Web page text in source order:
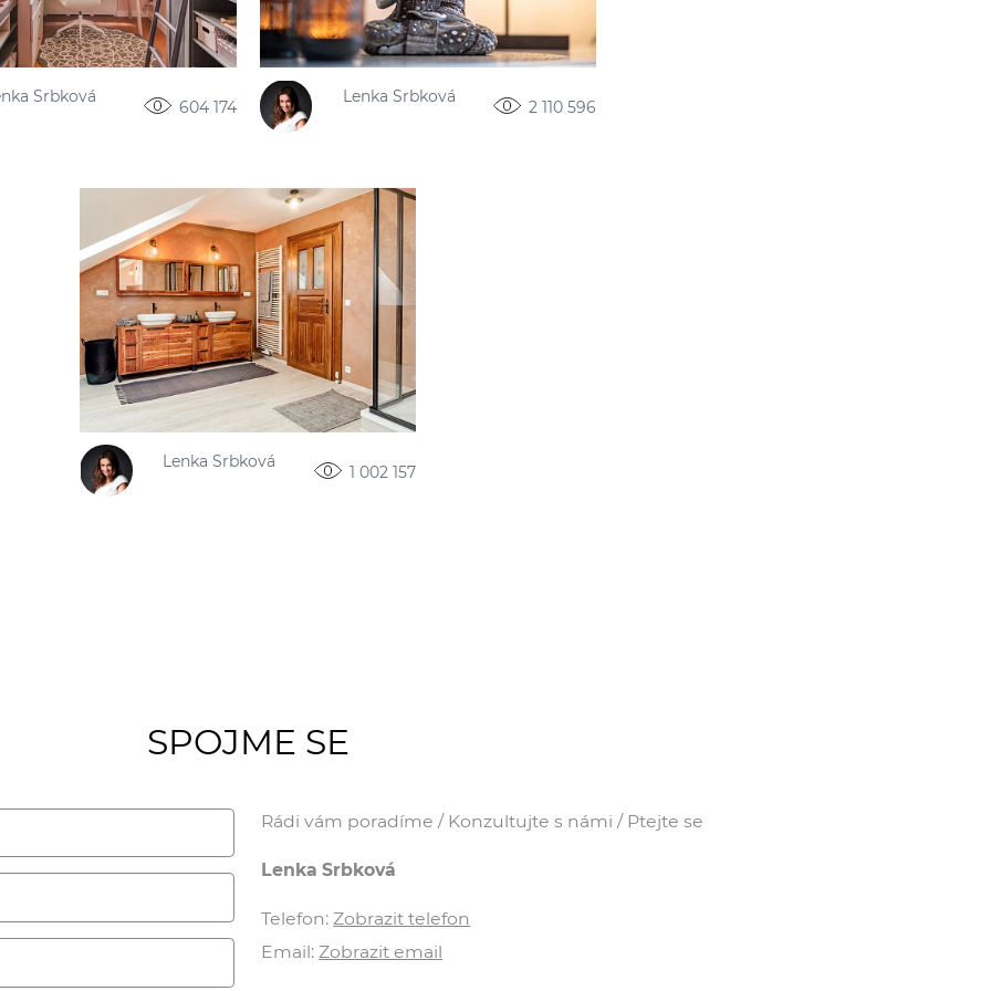
Srbková
604 174
Lenka Srbková
2 110 596
Lenka Srbková
1 002 157
SPOJME SE
Rádi vám poradíme / Konzultujte s námi / Ptejte se
Lenka Srbková
Telefon: Zobrazit telefon
Email: Zobrazit email